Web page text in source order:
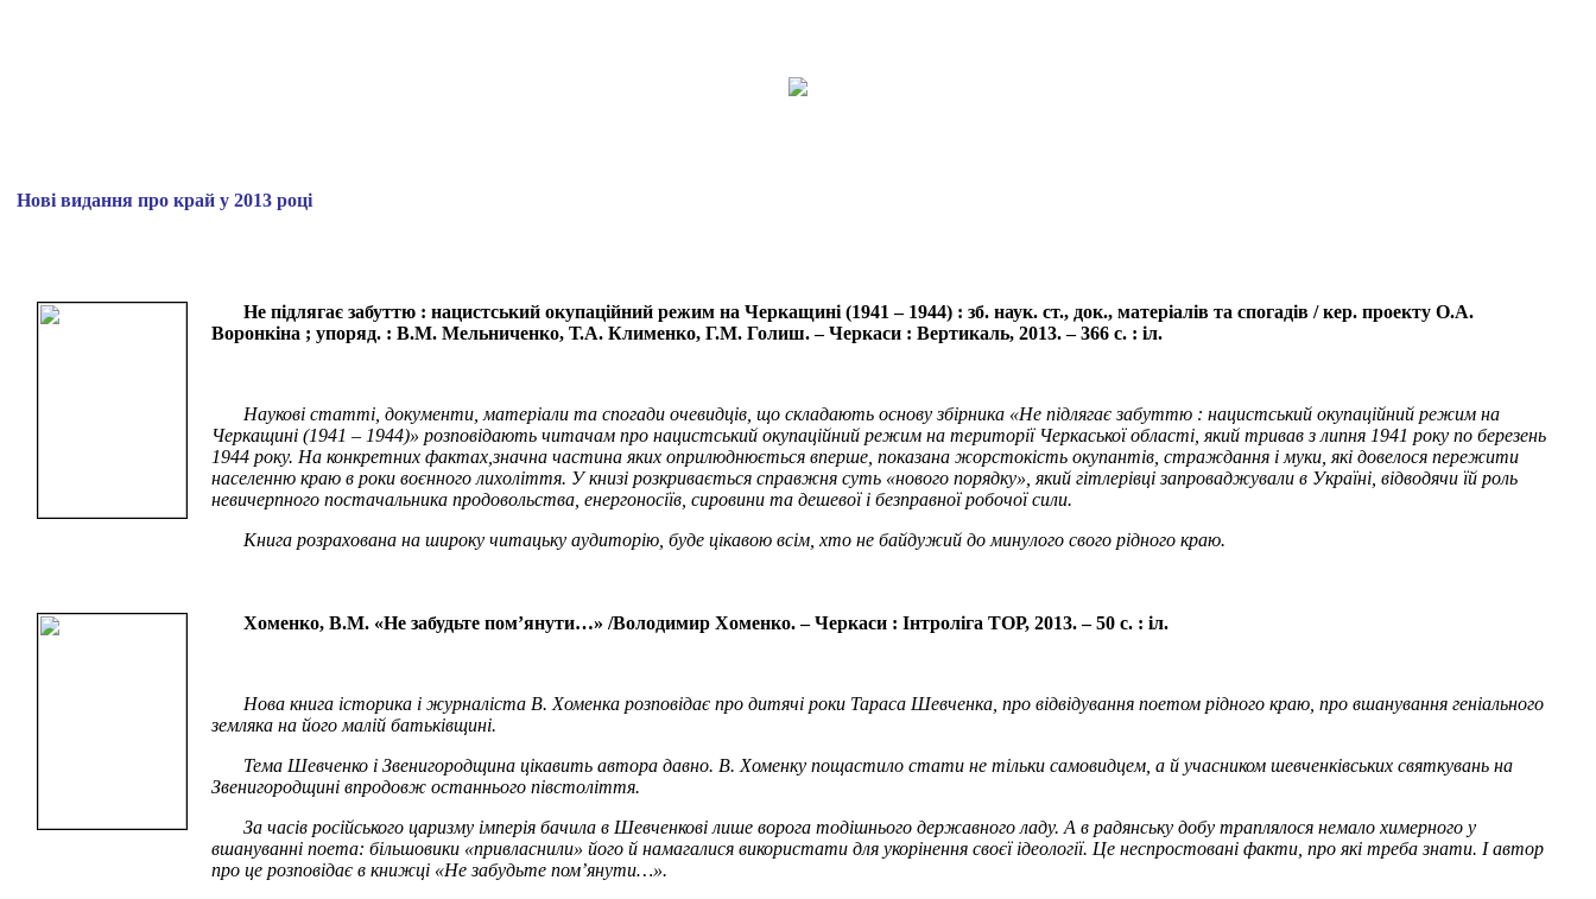
Нові видання про край у 2013 році
Не підлягає забуттю : нацистський окупаційний режим на Черкащині (1941 – 1944) : зб. наук. ст., док., матеріалів та спогадів / кер. проекту О.А.
Воронкіна ; упоряд. : В.М. Мельниченко, Т.А. Клименко, Г.М. Голиш. – Черкаси : Вертикаль, 2013. – 366 с. : іл.
Наукові статті, документи, матеріали та спогади очевидців, що складають основу збірника «Не підлягає забуттю : нацистський окупаційний режим на
Черкащині (1941 – 1944)» розповідають читачам про нацистський окупаційний режим на території Черкаської області, який тривав з липня 1941 року по березень
1944 року. На конкретних фактах,значна частина яких оприлюднюється вперше, показана жорстокість окупантів, страждання і муки, які довелося пережити
населенню краю в роки воєнного лихоліття. У книзі розкривається справжня суть «нового порядку», який гітлерівці запроваджували в Україні, відводячи їй роль
невичерпного постачальника продовольства, енергоносіїв, сировини та дешевої і безправної робочої сили.
Книга розрахована на широку читацьку аудиторію, буде цікавою всім, хто не байдужий до минулого свого рідного краю.
Хоменко, В.М. «Не забудьте пом’янути…» /Володимир Хоменко. – Черкаси : Інтроліга ТОР, 2013. – 50 с. : іл.
Нова книга історика і журналіста В. Хоменка розповідає про дитячі роки Тараса Шевченка, про відвідування поетом рідного краю, про вшанування геніального
земляка на його малій батьківщині.
Тема Шевченко і Звенигородщина цікавить автора давно. В. Хоменку пощастило стати не тільки самовидцем, а й учасником шевченківських святкувань на
Звенигородщині впродовж останнього півстоліття.
За часів російського царизму імперія бачила в Шевченкові лише ворога тодішнього державного ладу. А в радянську добу траплялося немало химерного у
вшануванні поета: більшовики «привласнили» його й намагалися використати для укорінення своєї ідеології. Це неспростовані факти, про які треба знати. І автор
про це розповідає в книжці «Не забудьте пом’янути…».